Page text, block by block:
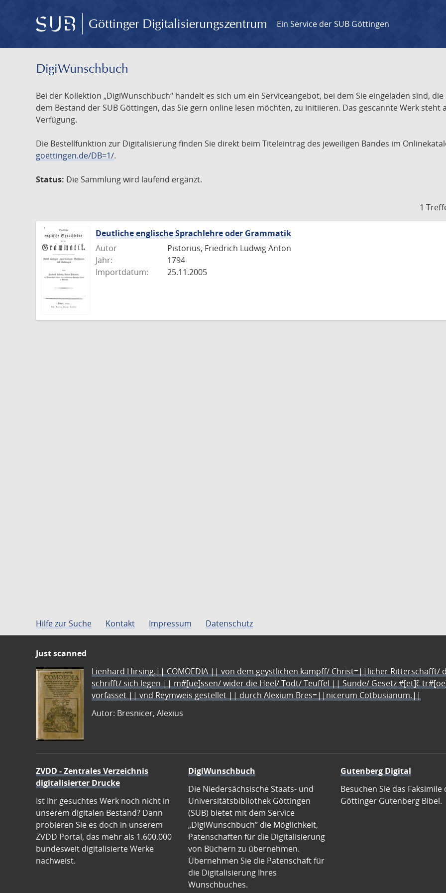
Göttinger Digitalisierungszentrum Ein Service der SUB Göttingen
DigiWunschbuch
Bei der Kollektion „DigiWunschbuch“ handelt es sich um ein Serviceangebot, bei dem Sie eingeladen sind,
dem Bestand der SUB Göttingen, das Sie gern online lesen möchten, zu initiieren. Das gescannte Werk
Verfügung.
Die Bestellfunktion zur Digitalisierung finden Sie direkt beim Titeleintrag des jeweiligen Bandes im
goettingen.de/DB=1/.
Status: Die Sammlung wird laufend ergänzt.
1
Deutliche englische Sprachlehre oder Grammatik
Autor
Pistorius, Friedrich Ludwig Anton
Jahr:
1794
Importdatum:
25.11.2005
Hilfe zur Suche Kontakt Impressum Datenschutz
Just scanned
Lienhard Hirsing.|| COMOEDIA || von dem geystlichen kampff/ Christ=||licher Ritterschafft/
schrifft/ sich legen || m#[ue]ssen/ wider die Heel/ Todt/ Teuffel || Sünde/ Gesetz #[et]c̃
vorfasset || vnd Reymweis gestellet || durch Alexium Bres=||nicerum Cotbusianum.||
Autor: Bresnicer, Alexius
ZVDD - Zentrales Verzeichnis
digitalisierter Drucke
Ist Ihr gesuchtes Werk noch nicht in
unserem digitalen Bestand? Dann
probieren Sie es doch in unserem
ZVDD Portal, das mehr als 1.600.000
bundesweit digitalisierte Werke
nachweist.
DigiWunschbuch
Die Niedersächsische Staats- und
Universitätsbibliothek Göttingen
(SUB) bietet mit dem Service
„DigiWunschbuch” die Möglichkeit,
Patenschaften für die Digitalisierung
von Büchern zu übernehmen.
Übernehmen Sie die Patenschaft für
die Digitalisierung Ihres
Wunschbuches.
Gutenberg Digital
Besuchen Sie das Faksimile
Göttinger Gutenberg Bibel.